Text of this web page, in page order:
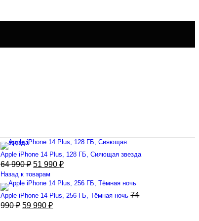
Apple iPhone 14 Plus, 128 ГБ, Cияющая звезда
64 990₽ 51 990₽
Назад к товарам
Apple iPhone 14 Plus, 256 ГБ, Тёмная ночь74
990₽ 59 990₽